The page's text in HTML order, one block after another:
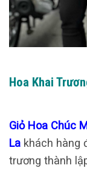
Hoa Khai
Giỏ Hoa Chúc
La khách hàng
trương thành